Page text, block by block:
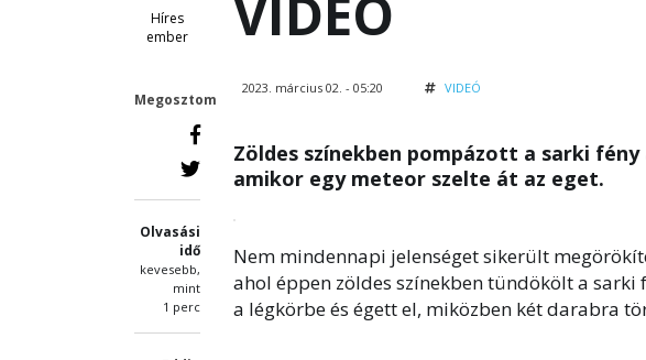
Híres
ember
Megosztom
Olvasási
idő
kevesebb,
mint
1 perc
VIDEÓ
2023. március 02. - 05:20 VIDEÓ
Zöldes színekben pompázott a sarki
amikor egy meteor szelte át az eget.
Nem mindennapi jelenséget sikerült
ahol éppen zöldes színekben tündökölt a
a légkörbe és égett el, miközben két darabra